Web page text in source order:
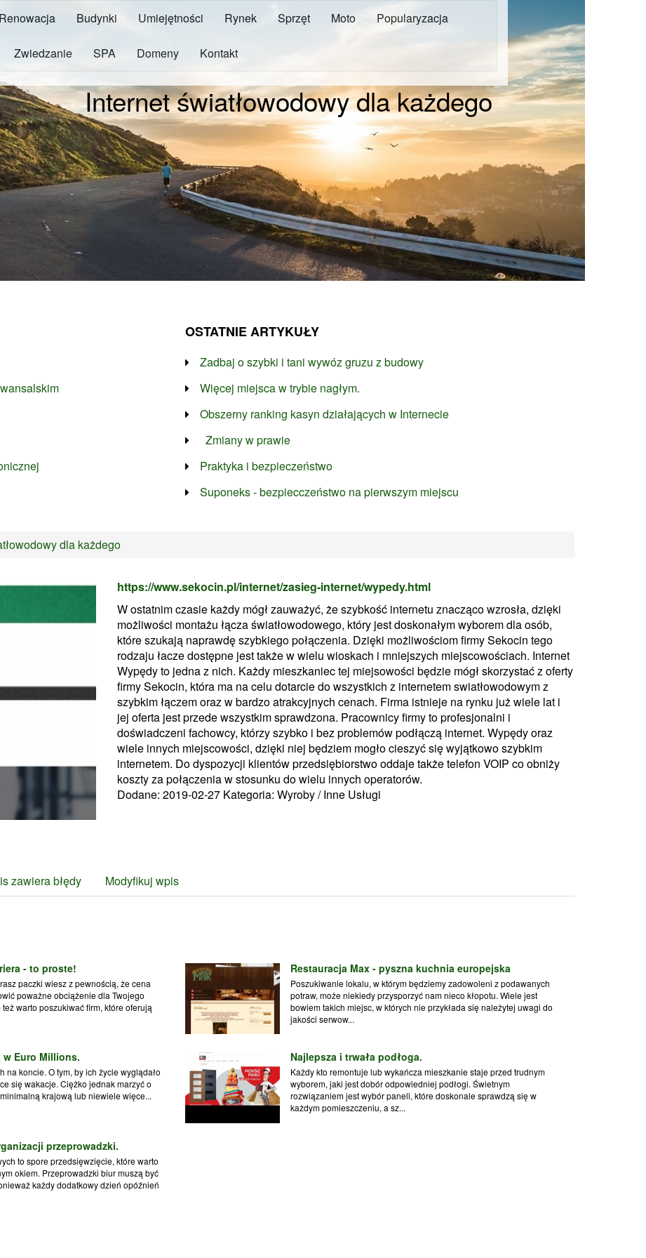
Renowacja Budynki Umiejętności Rynek Sprzęt Moto Popularyzacja
Zwiedzanie SPA Domeny Kontakt
Internet światłowodowy dla każdego
OSTATNIE ARTYKUŁY
Zadbaj o szybki i tani wywóz gruzu z budowy
Więcej miejsca w trybie nagłym.
Obszerny ranking kasyn działających w Internecie
Zmiany w prawie
Praktyka i bezpieczeństwo
Suponeks - bezpiecczeństwo na pierwszym miejscu
dla każdego
https://www.sekocin.pl/internet/zasieg-internet/wypedy.html
W ostatnim czasie każdy mógł zauważyć, że szybkość internetu znacząco wzrosła, dzięki
możliwości montażu łącza światłowodowego, który jest doskonałym wyborem dla osób,
które szukają naprawdę szybkiego połączenia. Dzięki możliwościom firmy Sekocin tego
rodzaju łacze dostępne jest także w wielu wioskach i mniejszych miejscowościach. Internet
Wypędy to jedna z nich. Każdy mieszkaniec tej miejsowości będzie mógł skorzystać z oferty
firmy Sekocin, która ma na celu dotarcie do wszystkich z internetem swiatłowodowym z
szybkim łączem oraz w bardzo atrakcyjnych cenach. Firma istnieje na rynku już wiele lat i
jej oferta jest przede wszystkim sprawdzona. Pracownicy firmy to profesjonalni i
doświadczeni fachowcy, którzy szybko i bez problemów podłączą internet. Wypędy oraz
wiele innych miejscowości, dzięki niej będziem mogło cieszyć się wyjątkowo szybkim
internetem. Do dyspozycji klientów przedsiębiorstwo oddaje także telefon VOIP co obniży
koszty za połączenia w stosunku do wielu innych operatorów.
Dodane: 2019-02-27 Kategoria: Wyroby / Inne Usługi
zawiera błędy Modyfikuj wpis
- to proste!
paczki wiesz z pewnością, że cena
poważne obciążenie dla Twojego
warto poszukiwać firm, które oferują
Restauracja Max - pyszna kuchnia europejska
Poszukiwanie lokalu, w którym będziemy zadowoleni z podawanych
potraw, może niekiedy przysporzyć nam nieco kłopotu. Wiele jest
bowiem takich miejsc, w których nie przykłada się należytej uwagi do
jakości serwow...
Euro Millions.
na koncie. O tym, by ich życie wyglądało
się wakacje. Ciężko jednak marzyć o
krajową lub niewiele więce...
Najlepsza i trwała podłoga.
Każdy kto remontuje lub wykańcza mieszkanie staje przed trudnym
wyborem, jaki jest dobór odpowiedniej podłogi. Świetnym
rozwiązaniem jest wybór paneli, które doskonale sprawdzą się w
każdym pomieszczeniu, a sz...
przeprowadzki.
to spore przedsięwzięcie, które warto
okiem. Przeprowadzki biur muszą być
każdy dodatkowy dzień opóźnień